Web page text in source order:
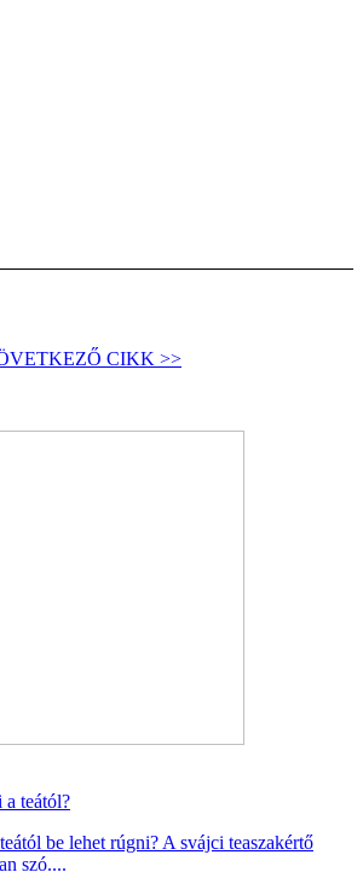
CIKK >>
a teától?
be lehet rúgni? A svájci teaszakértő
szó....